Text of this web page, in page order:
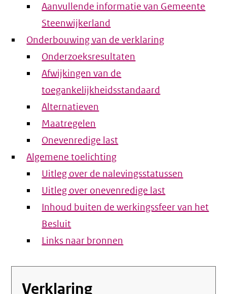
Aanvullende informatie van Gemeente
Steenwijkerland
Onderbouwing van de verklaring
Onderzoeksresultaten
Afwijkingen van de
toegankelijkheidsstandaard
Alternatieven
Maatregelen
Onevenredige last
Algemene toelichting
Uitleg over de nalevingsstatussen
Uitleg over onevenredige last
Inhoud buiten de werkingssfeer van het
Besluit
Links naar bronnen
Verklaring